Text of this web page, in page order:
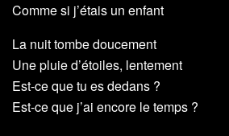
Comme si j’étais un enfant
La nuit tombe doucement
Une pluie d’étoiles, lentement
Est-ce que tu es dedans ?
Est-ce que j’ai encore le temps ?